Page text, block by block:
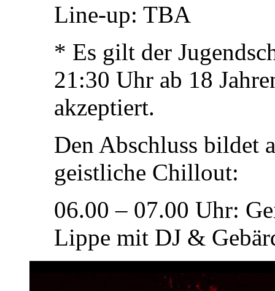
Line-up: TBA
* Es gilt der
21:30 Uhr ab 18
akzeptiert.
Den Abschluss bildet
geistliche Chillout:
06.00 – 07.00 Uhr:
Lippe mit DJ &